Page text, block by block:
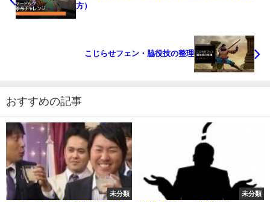
方）
こじらせフェン・脇役技の整理
おすすめの記事
未分類 未分類